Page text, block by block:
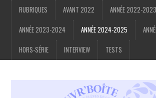
RUBRIQUES AVANT 2022 ANNÉE 2022-2023
ANNÉE 2023-2024 ANNÉE 2024-2025
HORS-SÉRIE INTERVIEW TESTS